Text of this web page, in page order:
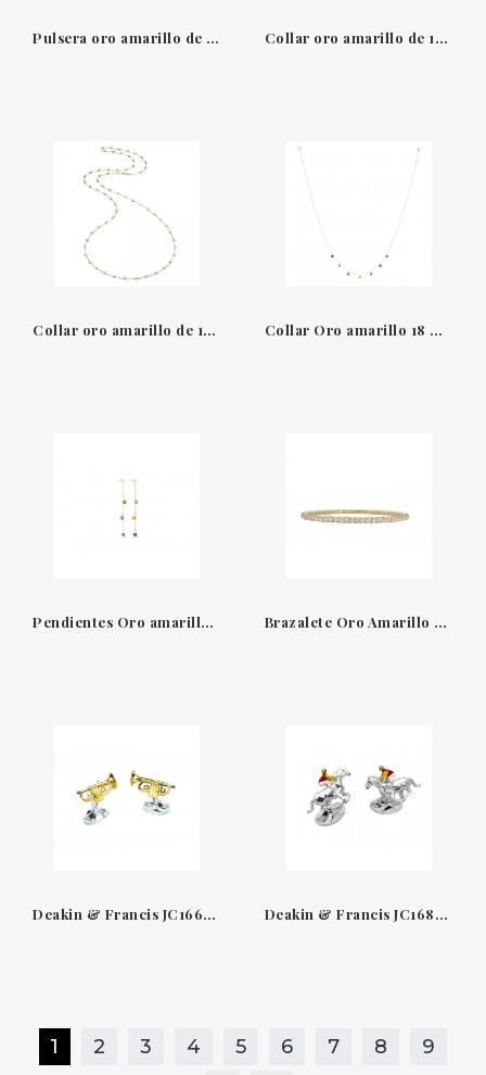
Pulsera oro amarillo de 18 kt y diamantes Armillas Glow Chimento Collar oro amarillo de 18 kt y diamantes Armillas Glow Chimento
Collar oro amarillo de 18 kt Armillas Glow Chimento Collar Oro amarillo 18 QT & 7 piedras naturales Confetti La Brune & La Blonde
Pendientes Oro amarillo 18 QT & 3 piedras naturales Confetti La Brune & La Blonde Brazalete Oro Amarillo 18 QT & Diamantes Extensible BTE10DBOG-YGD
Deakin & Francis JC1667X0001 Deakin & Francis JC1686S110711
1 2 3 4 5 6 7 8 9